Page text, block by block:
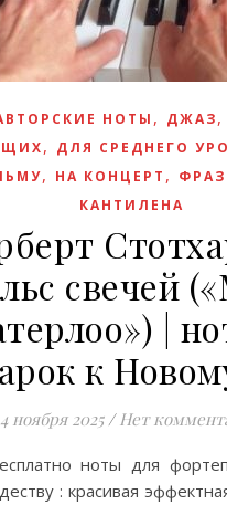
НОТЫ , ДЖАЗ,
, ДЛЯ СРЕДНЕГО
, НА КОНЦЕРТ ,
КАНТИЛЕНА
свечей
|
к
ноября 2025 / Нет
: красивая